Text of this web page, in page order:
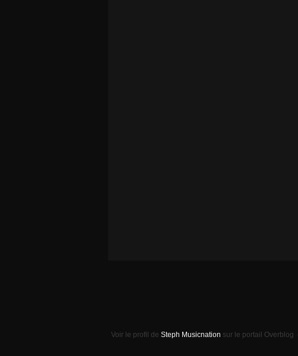
Voir le profil de Steph Musicnation sur le portail Overblog